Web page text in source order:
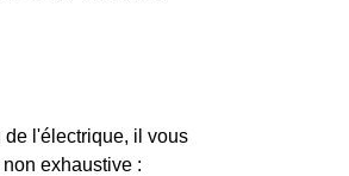
de l'électrique, il vous
exhaustive :